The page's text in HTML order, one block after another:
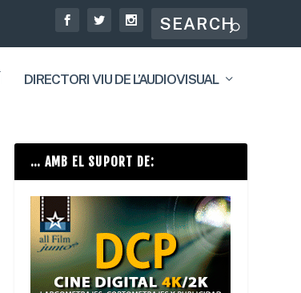
DIRECTORI VIU DE L’AUDIOVISUAL
… AMB EL SUPORT DE: